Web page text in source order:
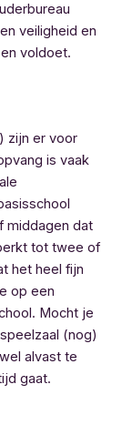
veiligheid en
voldoet.
zijn er voor
is vaak
middagen dat
tot twee of
het heel fijn
op een
Mocht je
(nog)
alvast te
gaat.